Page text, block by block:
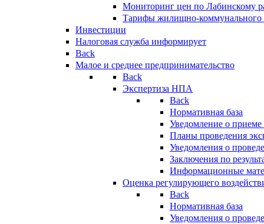
Мониторинг цен по Лабинскому
Тарифы жилищно-коммунального
Инвестиции
Налоговая служба информирует
Back
Малое и среднее предпринимательство
Back
Экспертиза НПА
Back
Нормативная база
Уведомление о
Планы проведения
Уведомления о
Заключения по
Информационные
Оценка регулирующего
Back
Нормативная база
Уведомления о